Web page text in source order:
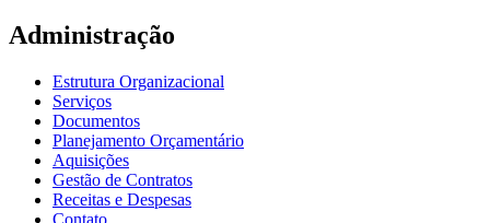
Administração
Estrutura Organizacional
Serviços
Documentos
Planejamento Orçamentário
Aquisições
Gestão de Contratos
Receitas e Despesas